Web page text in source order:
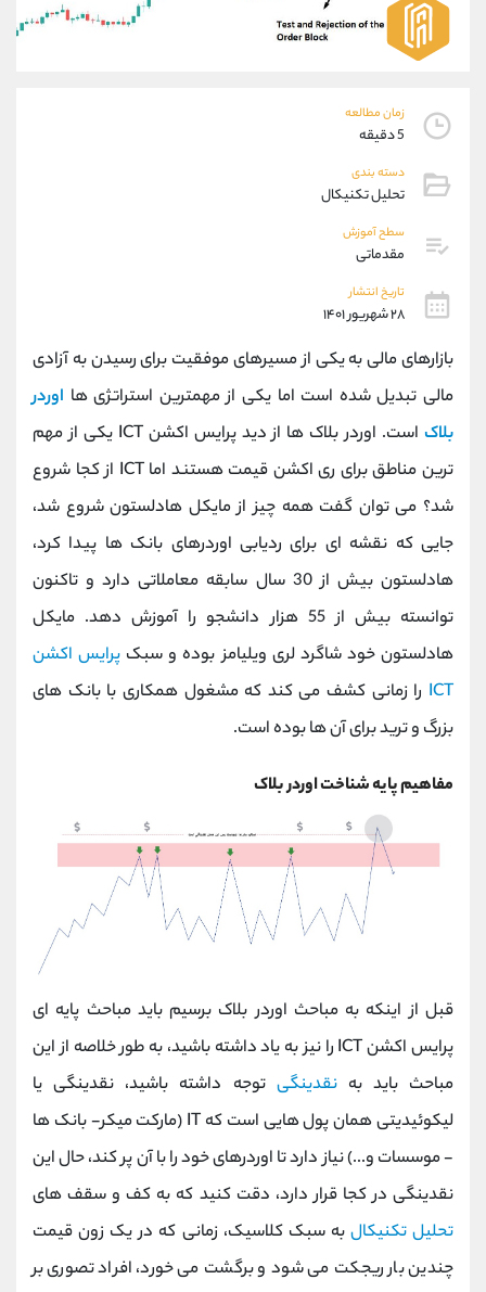
زمان مطالعه
5 دقیقه
دسته بندی
تحلیل تکنیکال
سطح آموزش
مقدماتی
تاریخ انتشار
۲۸ شهریور ۱۴۰۱
بازارهای مالی به یکی از مسیرهای موفقیت برای رسیدن به آزادی
مالی تبدیل شده است اما یکی از مهمترین استراتژی ها اوردر
بلاک
است. اوردر بلاک ها از دید پرایس اکشن ICT یکی از مهم
ترین مناطق برای ری اکشن قیمت هستند اما ICT از کجا شروع
شد؟ می توان گفت همه چیز از مایکل هادلستون شروع شد،
جایی که نقشه ای برای ردیابی اوردرهای بانک ها پیدا کرد،
هادلستون بیش از 30 سال سابقه معاملاتی دارد و تاکنون
توانسته بیش از 55 هزار دانشجو را آموزش دهد. مایکل
هادلستون خود شاگرد لری ویلیامز بوده و سبک پرایس اکشن
ICT را زمانی کشف می ‌کند که مشغول همکاری با بانک های
بزرگ و ترید برای آن ها بوده است.
مفاهیم پایه شناخت اوردر بلاک
قبل از اینکه به مباحث اوردر بلاک برسیم باید مباحث پایه ای
پرایس اکشن ICT را نیز به یاد داشته باشید، به طور خلاصه از این
مباحث باید بهنقدینگی توجه داشته باشید، نقدینگی یا
لیکوئیدیتی همان پول هایی است که IT (مارکت میکر- بانک ها
- موسسات و...) نیاز دارد تا اوردرهای خود را با آن پر کند، حال این
نقدینگی در کجا قرار دارد، دقت کنید که به کف و سقف های
تحلیل تکنیکال به سبک کلاسیک، زمانی که در یک زون قیمت
چندین بار ریجکت می شود و برگشت می خورد، افراد تصوری بر
09927779040
واتساپ شروع گفتگو
تلگرام
پشتیبان فروش
موبایل
اطلاعات تماس (دفتر فروش)
تلفن 021-22021030
021-22021040
بدون پیش شماره
اینستاگرام @alireza.mehrabii
کانال تلگرام @alirezamehrabi_com
@alirezamehrabi_official